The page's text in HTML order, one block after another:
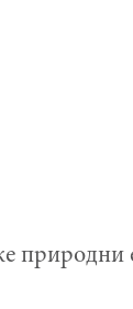
природни